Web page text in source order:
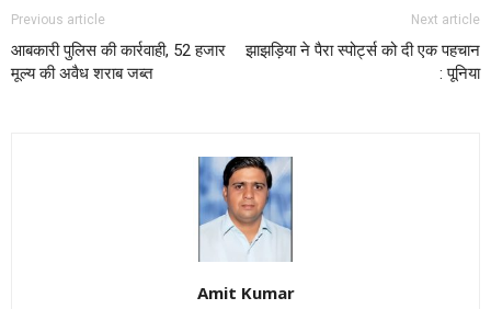
Previous article
आबकारी पुलिस की कार्रवाही, 52 हजार
मूल्य की अवैध शराब जब्त
Next article
झाझड़िया ने पैरा स्पोर्ट्स को दी एक पहचान
: पूनिया
Amit Kumar